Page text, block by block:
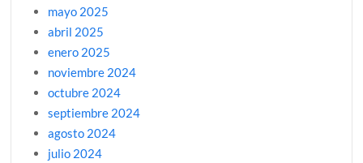
mayo 2025
abril 2025
enero 2025
noviembre 2024
octubre 2024
septiembre 2024
agosto 2024
julio 2024